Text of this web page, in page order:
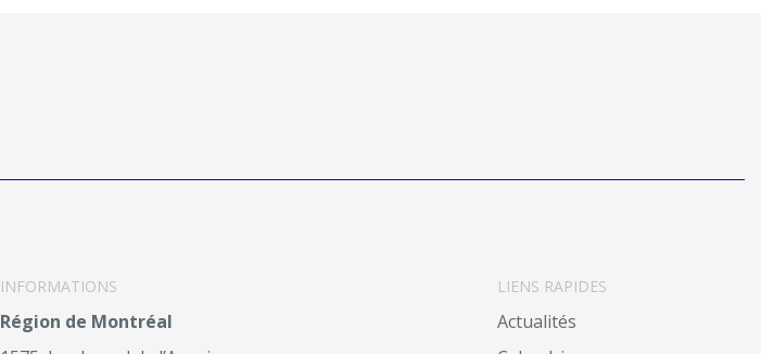
INFORMATIONS
Région de Montréal
LIENS RAPIDES
Actualités